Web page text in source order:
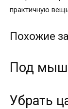
практичную
Похожие
Под
Убрать